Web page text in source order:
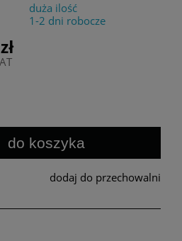
duża ilość
1-2 dni robocze
do koszyka
dodaj do przechowalni